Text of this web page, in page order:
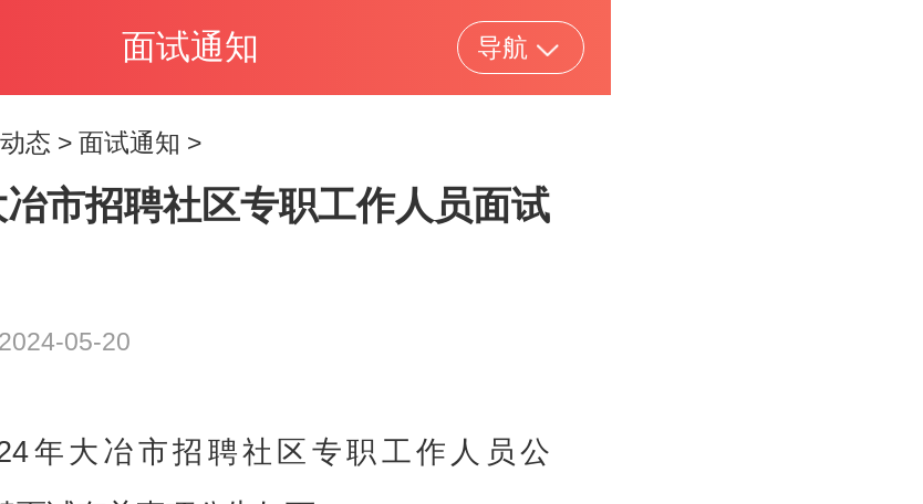
面试通知 导航
态 > 面试通知 >
市招聘社区专职工作人员面试
2024-05-20
年大冶市招聘社区专职工作人员公